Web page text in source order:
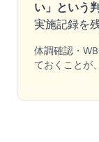
い」という
実施記録を
体調確認・
ておくことが